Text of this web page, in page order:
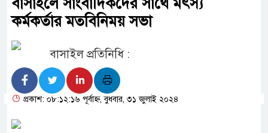
কর্মকর্তার মতবিনিময় সভা
বাসাইল প্রতিনিধি :
প্রকাশ: ০৮:১২:১৬ পূর্বাহ্ন, বুধবার, ৩১ জুলাই ২০২৪